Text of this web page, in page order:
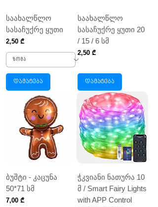
საახალწლო
სასაჩუქრე ყუთი
Price
2,50 ₾
დამატება
საახალწლო
სასაჩუქრე ყუთი 20
/ 15 / 6 სმ
Price
2,50 ₾
დამატება
ბუშტი - კაცუნა
50*71 სმ
Price
7,00 ₾
ჭკვიანი ნათურა 10
მ / Smart Fairy Lights
with APP Control